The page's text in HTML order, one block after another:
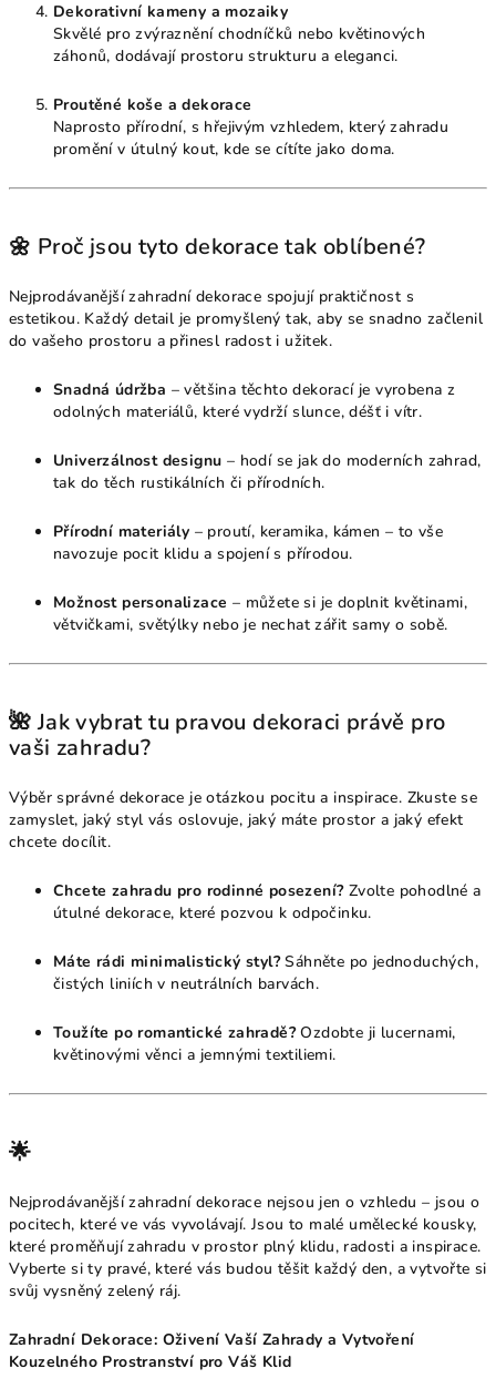
Dekorativní kameny a mozaiky
Skvělé pro zvýraznění chodníčků nebo květinových
záhonů, dodávají prostoru strukturu a eleganci.
Proutěné koše a dekorace
Naprosto přírodní, s hřejivým vzhledem, který zahradu
promění v útulný kout, kde se cítíte jako doma.
🌼 Proč jsou tyto dekorace tak oblíbené?
Nejprodávanější zahradní dekorace spojují praktičnost s
estetikou. Každý detail je promyšlený tak, aby se snadno začlenil
do vašeho prostoru a přinesl radost i užitek.
Snadná údržba – většina těchto dekorací je vyrobena z
odolných materiálů, které vydrží slunce, déšť i vítr.
Univerzálnost designu – hodí se jak do moderních zahrad,
tak do těch rustikálních či přírodních.
Přírodní materiály – proutí, keramika, kámen – to vše
navozuje pocit klidu a spojení s přírodou.
Možnost personalizace – můžete si je doplnit květinami,
větvičkami, světýlky nebo je nechat zářit samy o sobě.
🌺 Jak vybrat tu pravou dekoraci právě pro
vaši zahradu?
Výběr správné dekorace je otázkou pocitu a inspirace. Zkuste se
zamyslet, jaký styl vás oslovuje, jaký máte prostor a jaký efekt
chcete docílit.
Chcete zahradu pro rodinné posezení?Zvolte pohodlné a
útulné dekorace, které pozvou k odpočinku.
Máte rádi minimalistický styl?Sáhněte po jednoduchých,
čistých liniích v neutrálních barvách.
Toužíte po romantické zahradě?Ozdobte ji lucernami,
květinovými věnci a jemnými textiliemi.
🌟
Nejprodávanější zahradní dekorace nejsou jen o vzhledu – jsou o
pocitech, které ve vás vyvolávají. Jsou to malé umělecké kousky,
které proměňují zahradu v prostor plný klidu, radosti a inspirace.
Vyberte si ty pravé, které vás budou těšit každý den, a vytvořte si
svůj vysněný zelený ráj.
Zahradní Dekorace: Oživení Vaší Zahrady a Vytvoření
Kouzelného Prostranství pro Váš Klid